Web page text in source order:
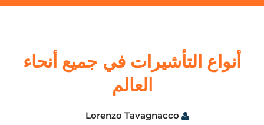
أنواع التأشيرات في جميع أنحاء
العالم
Lorenzo Tavagnacco